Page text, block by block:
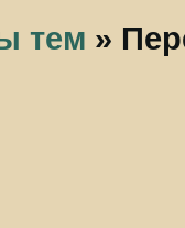
тем »